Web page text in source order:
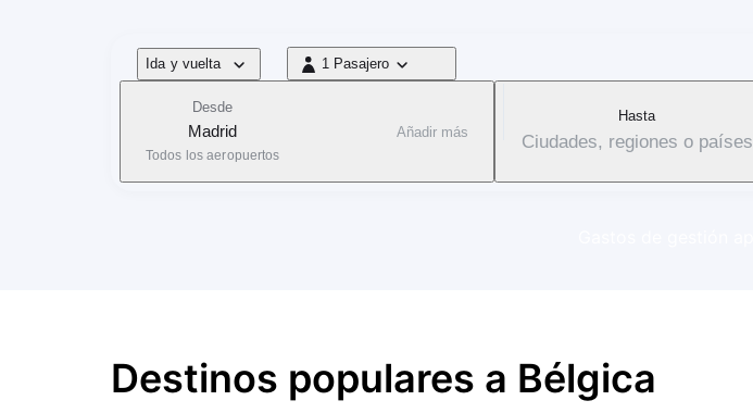
Tipo de vuelo
Ida y vuelta 1 Pasajero
1 Pasajero
Desde
Madrid
Todos los aeropuertos
Añadir más
Hasta
Ciudades, regiones o países
Destinos populares a Bélgica